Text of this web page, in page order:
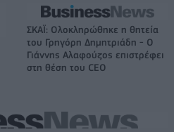
ΣΚΑΪ: Ολοκληρώθηκε η θητεία
του Γρηγόρη Δημητριάδη - Ο
Γιάννης Αλαφούζος επιστρέφει
στη θέση του CEO